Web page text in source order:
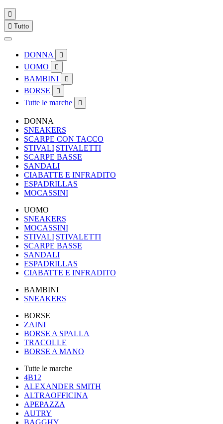

 Tutto
DONNA 
UOMO 
BAMBINI 
BORSE 
Tutte le marche 
DONNA
SNEAKERS
SCARPE CON TACCO
STIVALI|STIVALETTI
SCARPE BASSE
SANDALI
CIABATTE E INFRADITO
ESPADRILLAS
MOCASSINI
UOMO
SNEAKERS
MOCASSINI
STIVALI|STIVALETTI
SCARPE BASSE
SANDALI
ESPADRILLAS
CIABATTE E INFRADITO
BAMBINI
SNEAKERS
BORSE
ZAINI
BORSE A SPALLA
TRACOLLE
BORSE A MANO
Tutte le marche
4B12
ALEXANDER SMITH
ALTRAOFFICINA
APEPAZZA
AUTRY
BAGGHY